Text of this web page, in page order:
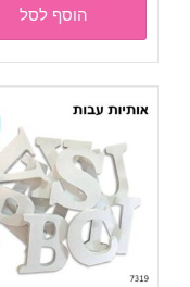
חיתוכי
עץ
ליצירה-
סוס
הוסף לסל